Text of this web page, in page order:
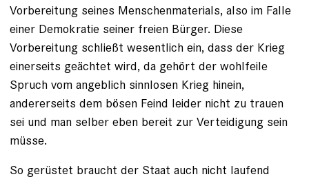
Vorbereitung seines Menschenmaterials, also im Falle
einer Demokratie seiner freien Bürger. Diese
Vorbereitung schließt wesentlich ein, dass der Krieg
einerseits geächtet wird, da gehört der wohlfeile
Spruch vom angeblich sinnlosen Krieg hinein,
andererseits dem bösen Feind leider nicht zu trauen
sei und man selber eben bereit zur Verteidigung sein
müsse.
So gerüstet braucht der Staat auch nicht laufend